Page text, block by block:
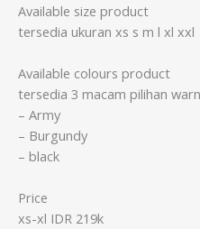
Available size product
tersedia ukuran xs s m l xl xxl
Available colours product
tersedia 3 macam pilihan
– Army
– Burgundy
– black
Price
xs-xl IDR 219k